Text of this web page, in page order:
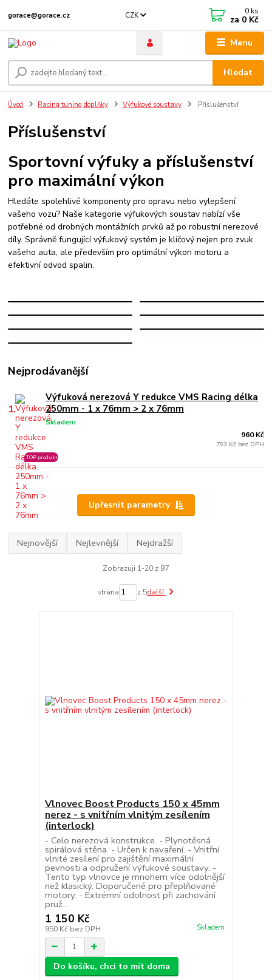
Menu
CZK
Hledat
gorace@gorace.cz 0 ks
za 0 Kč
Úvod Racing tuning doplňky Výfukové soustavy Příslušenství
Příslušenství
Sportovní výfuky a příslušenství
pro maximální výkon
Hledáte spolehlivé komponenty pro opravu nebo vylepšení
vašeho vozu? Naše kategorie výfukových soustav nabízí vše
potřebné od drobných montážních prvků až po robustní nerezové
díly. Správně fungující výfukový systém je klíčový nejen pro zvuk
vašeho auta, ale především pro optimální výkon motoru a
efektivní odvod spalin.
Nejprodávanější
1.
Výfuková nerezová Y redukce VMS Racing délka
250mm - 1 x 76mm > 2 x 76mm
Skladem
TOP produkt
960 Kč
793 Kč bez DPH
Upřesnit parametry
Nejnovější Nejlevnější Nejdražší
Zobrazuji 1-20 z 97
strana z 5další
Vlnovec Boost Products 150 x 45mm
nerez - s vnitřním vlnitým zesílením
(interlock)
- Celo nerezová konstrukce. - Plynotěsná
spirálová stěna. - Určen k navaření. - Vnitřní
vlnité zesílení pro zajištění maximální
pevnosti a odpružení výfukové soustavy. -
Tento typ vlnovce je mnohem více odolnější
než klasický. Doporučené pro přeplňované
motory. - Extrémní odolnost při zachování
pruž...
1 150 Kč
950 Kč bez DPH Skladem
Do košíku, chci to mít doma